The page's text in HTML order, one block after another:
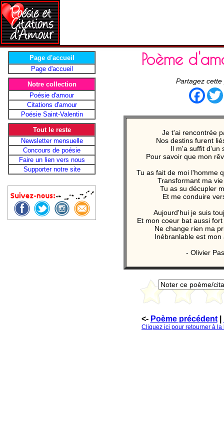
Page d'accueil
Page d'accueil
Notre collection
Poésie d'amour
Citations d'amour
Poésie Saint-Valentin
Tout le reste
Newsletter mensuelle
Concours de poésie
Faire un lien vers nous
Supporter notre site
Poème
Partagez
Je t'ai rencontrée
Nos destins furent
Il m'a suffit d'un
Pour savoir que mon
Tu as fait de moi l'homme
Transformant ma
Tu as su décupler
Et me conduire
Aujourd'hui je suis
Et mon coeur bat aussi
Ne change rien ma
Inébranlable est
- Olivier
<- Poème précédent|
Cliquez ici pour retourner à